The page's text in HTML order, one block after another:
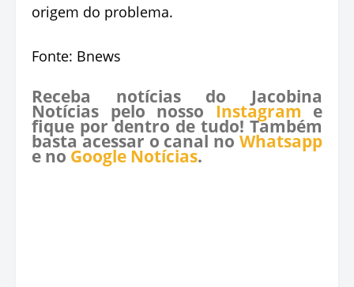
origem do problema.
Fonte: Bnews
Receba notícias do Jacobina
Notícias pelo nosso Instagram e
fique por dentro de tudo! Também
basta acessar o canal no Whatsapp
e no Google Notícias.